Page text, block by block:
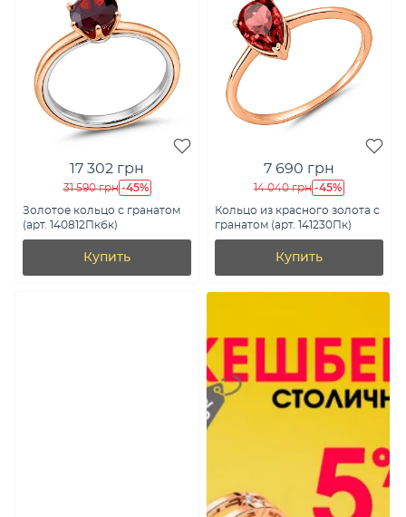
17 302 грн
31 590 грн -45%
Золотое кольцо с гранатом
(арт. 140812Пкбк)
Купить
7 690 грн
14 040 грн -45%
Кольцо из красного золота с
гранатом (арт. 141230Пк)
Купить